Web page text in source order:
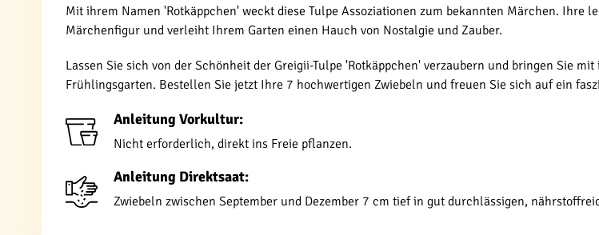
Mit ihrem Namen 'Rotkäppchen' weckt diese Tulpe Assoziationen zum bekannten Märchen. Ihre
Märchenfigur und verleiht Ihrem Garten einen Hauch von Nostalgie und Zauber.
Lassen Sie sich von der Schönheit der Greigii-Tulpe 'Rotkäppchen' verzaubern und bringen Sie
Frühlingsgarten. Bestellen Sie jetzt Ihre 7 hochwertigen Zwiebeln und freuen Sie sich auf ein
Anleitung Vorkultur:
Nicht erforderlich, direkt ins Freie pflanzen.
Anleitung Direktsaat:
Zwiebeln zwischen September und Dezember 7 cm tief in gut durchlässigen,